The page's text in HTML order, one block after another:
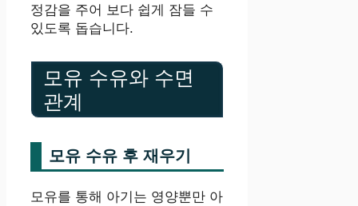
정감을 주어 보다 쉽게 잠들 수
있도록 돕습니다.
모유 수유와 수면
관계
모유 수유 후 재우기
모유를 통해 아기는 영양뿐만 아